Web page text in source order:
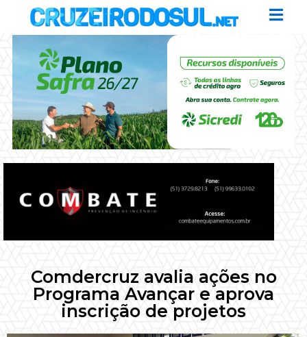
Comdercruz avalia ações no
Programa Avançar e aprova
inscrição de projetos